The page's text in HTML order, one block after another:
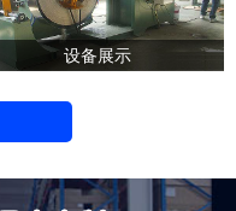
设备展示